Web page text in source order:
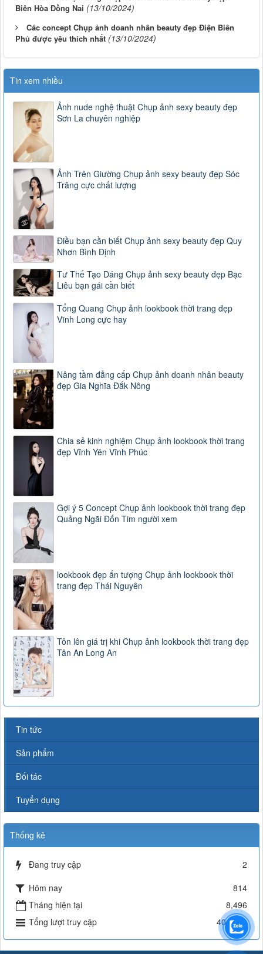
Biên Hòa Đồng Nai (13/10/2024)
Các concept Chụp ảnh doanh nhân beauty đẹp Điện Biên
Phủ được yêu thích nhất (13/10/2024)
Tin xem nhiều
Ảnh nude nghệ thuật Chụp ảnh sexy beauty đẹp
Sơn La chuyên nghiệp
Ảnh Trên Giường Chụp ảnh sexy beauty đẹp Sóc
Trăng cực chất lượng
Điều bạn cần biết Chụp ảnh sexy beauty đẹp Quy
Nhơn Bình Định
Tư Thế Tạo Dáng Chụp ảnh sexy beauty đẹp Bạc
Liêu bạn gái cần biết
Tổng Quang Chụp ảnh lookbook thời trang đẹp
Vĩnh Long cực hay
Nâng tầm đẳng cấp Chụp ảnh doanh nhân beauty
đẹp Gia Nghĩa Đắk Nông
Chia sẻ kinh nghiệm Chụp ảnh lookbook thời trang
đẹp Vĩnh Yên Vĩnh Phúc
Gợi ý 5 Concept Chụp ảnh lookbook thời trang đẹp
Quảng Ngãi Đốn Tim người xem
lookbook đẹp ấn tượng Chụp ảnh lookbook thời
trang đẹp Thái Nguyên
Tôn lên giá trị khi Chụp ảnh lookbook thời trang đẹp
Tân An Long An
Tin tức
Sản phẩm
Đối tác
Tuyển dụng
Thống kê
Đang truy cập
2
Hôm nay
814
Tháng hiện tại
8,496
Tổng lượt truy cập
404,581